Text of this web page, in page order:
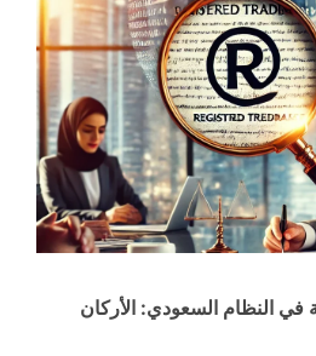
في النظام السعودي: الأركان